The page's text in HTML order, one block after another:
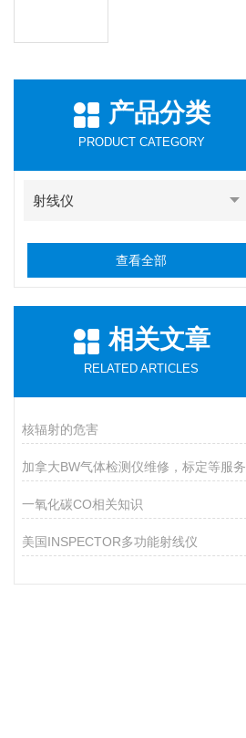
产品分类
PRODUCT CATEGORY
射线仪
查看全部
相关文章
RELATED ARTICLES
核辐射的危害
加拿大BW气体检测仪维修，标定等服务
一氧化碳CO相关知识
美国INSPECTOR多功能射线仪